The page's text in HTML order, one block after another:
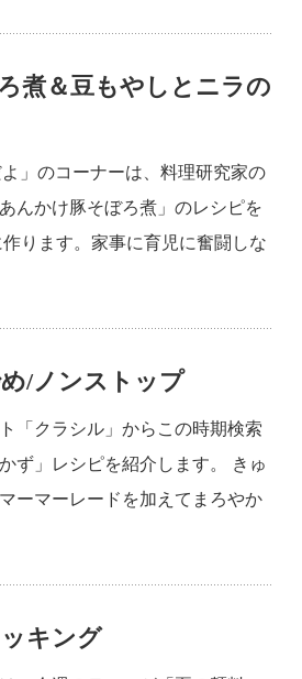
煮＆豆もやしとニラの
」のコーナーは、料理研究家の
んかけ豚そぼろ煮」のレシピを
ります。家事に育児に奮闘しな
/ノンストップ
「クラシル」からこの時期検索
ず」レシピを紹介します。 きゅ
ーマーレードを加えてまろやか
キング